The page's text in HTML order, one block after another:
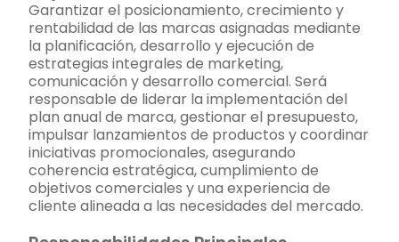
Garantizar el posicionamiento, crecimiento y
rentabilidad de las marcas asignadas mediante
la planificación, desarrollo y ejecución de
estrategias integrales de marketing,
comunicación y desarrollo comercial. Será
responsable de liderar la implementación del
plan anual de marca, gestionar el presupuesto,
impulsar lanzamientos de productos y coordinar
iniciativas promocionales, asegurando
coherencia estratégica, cumplimiento de
objetivos comerciales y una experiencia de
cliente alineada a las necesidades del mercado.